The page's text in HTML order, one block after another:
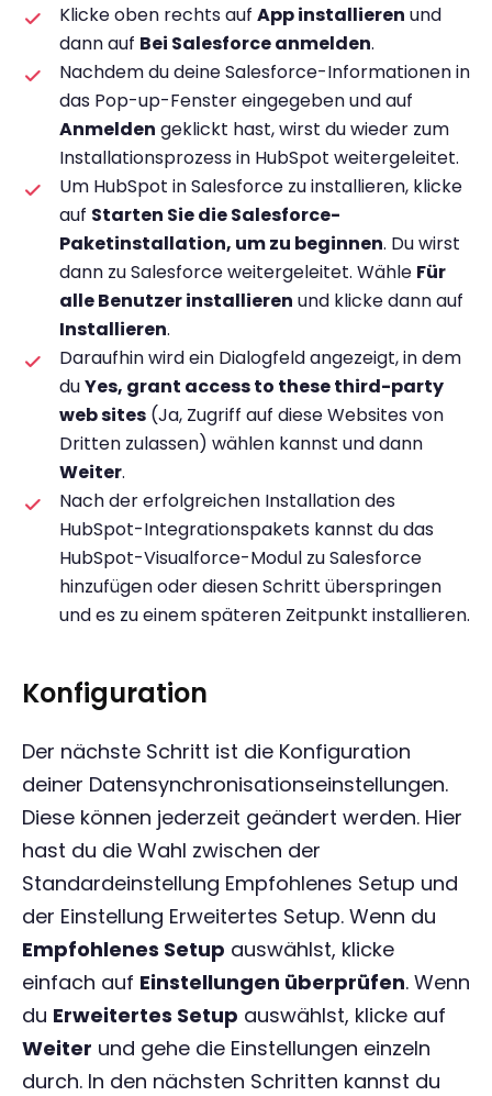
Klicke oben rechts auf App installieren und
dann auf Bei Salesforce anmelden.
Nachdem du deine Salesforce-Informationen in
das Pop-up-Fenster eingegeben und auf
Anmelden geklickt hast, wirst du wieder zum
Installationsprozess in HubSpot weitergeleitet.
Um HubSpot in Salesforce zu installieren, klicke
auf Starten Sie die Salesforce-
Paketinstallation, um zu beginnen. Du wirst
dann zu Salesforce weitergeleitet. Wähle Für
alle Benutzer installieren und klicke dann auf
Installieren.
Daraufhin wird ein Dialogfeld angezeigt, in dem
duYes, grant access to these third-party
web sites (Ja, Zugriff auf diese Websites von
Dritten zulassen) wählen kannst und dann
Weiter.
Nach der erfolgreichen Installation des
HubSpot-Integrationspakets kannst du das
HubSpot-Visualforce-Modul zu Salesforce
hinzufügen oder diesen Schritt überspringen
und es zu einem späteren Zeitpunkt installieren.
Konfiguration
Der nächste Schritt ist die Konfiguration
deiner Datensynchronisationseinstellungen.
Diese können jederzeit geändert werden. Hier
hast du die Wahl zwischen der
Standardeinstellung Empfohlenes Setup und
der Einstellung Erweitertes Setup. Wenn du
Empfohlenes Setup auswählst, klicke
einfach auf Einstellungen überprüfen. Wenn
du Erweitertes Setup auswählst, klicke auf
Weiter und gehe die Einstellungen einzeln
durch. In den nächsten Schritten kannst du